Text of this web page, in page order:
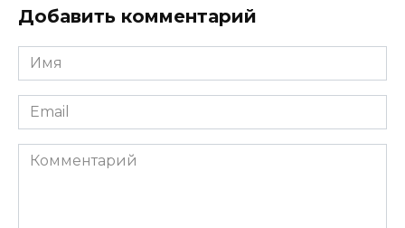
Добавить комментарий
Имя
*
Email
*
Комментарий